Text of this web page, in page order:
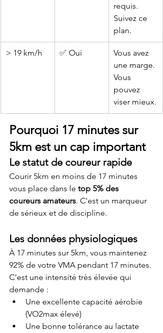
requis.
Suivez ce
plan.
> 19 km/h ✅ Oui
Vous avez
une marge.
Vous
pouvez
viser mieux.
Pourquoi 17 minutes sur
5km est un cap important
Le statut de coureur rapide
Courir 5km en moins de 17 minutes
vous place dans le top 5% des
coureurs amateurs. C'est un marqueur
de sérieux et de discipline.
Les données physiologiques
À 17 minutes sur 5km, vous maintenez
92% de votre VMA pendant 17 minutes.
C'est une intensité très élevée qui
demande :
Une excellente capacité aérobie
(VO2max élevé)
Une bonne tolérance au lactate